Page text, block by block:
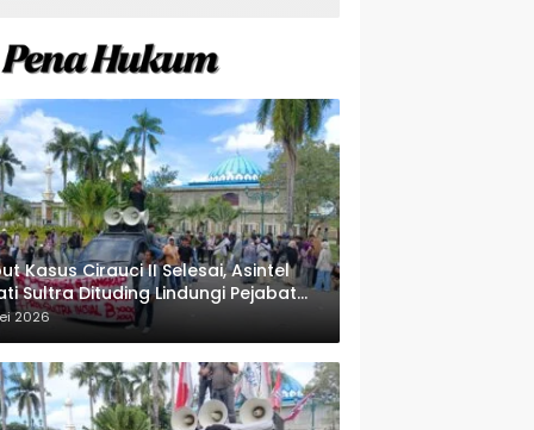
Kasus Cirauci II Selesai, Asintel
Sultra Dituding Lindungi Pejabat
2026